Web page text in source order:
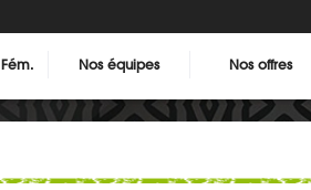
Nos équipes Nos offres